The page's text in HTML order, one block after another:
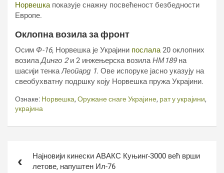
Норвешка показује снажну посвећеност безбедности
Европе.
Оклопна возила за фронт
Осим Ф-16, Норвешка је Украјини послала20 оклопних
возилаДинго 2и 2 инжењерска возилаНМ189на
шасији тенкаЛеопард 1. Ове испоруке јасно указују на
свеобухватну подршку коју Норвешка пружа Украјини.
Ознаке: Норвешка, Оружане снаге Украјине, рат у украјини,
украјина
чланкаНајновији кинески АВАКС Куњинг-3000 већ врши
летове, напуштен Ил-76